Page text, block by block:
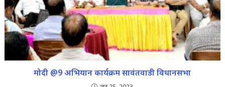
मोदी @9 अभियान कार्यक्रम सावंतवाडी विधानसभा